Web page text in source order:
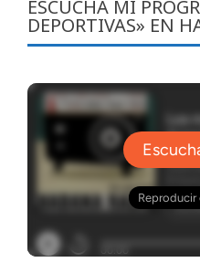
ESCUCHA MI
DEPORTIVAS» EN